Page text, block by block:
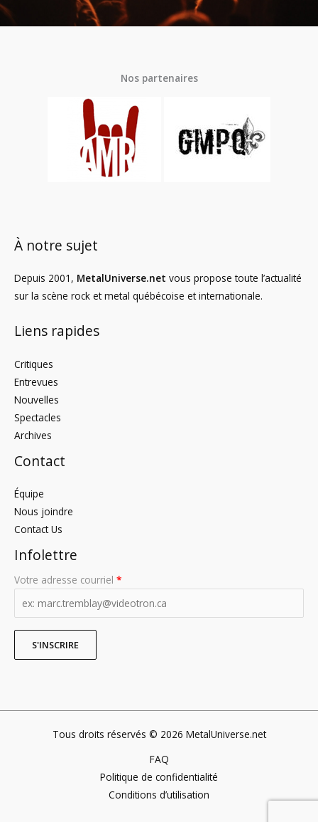
Nos partenaires
À notre sujet
Depuis 2001, MetalUniverse.net vous propose toute l’actualité
sur la scène rock et metal québécoise et internationale.
Liens rapides
Critiques
Entrevues
Nouvelles
Spectacles
Archives
Contact
Équipe
Nous joindre
Contact Us
Infolettre
Votre adresse courriel *
Tous droits réservés © 2026 MetalUniverse.net
FAQ
Politique de confidentialité
Conditions d’utilisation